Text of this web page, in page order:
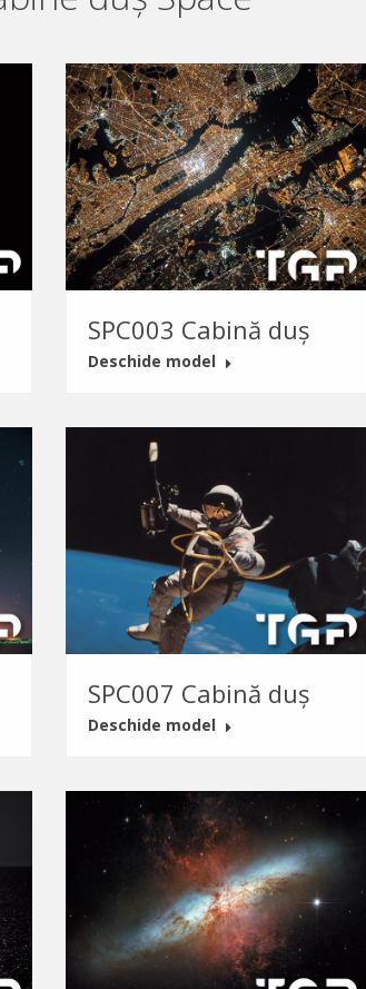
SPC003 Cabină duș
Deschide model
SPC007 Cabină duș
Deschide model